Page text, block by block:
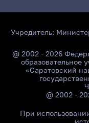
Учредитель:
@ 2002 - 2026
образовательное
«Саратовский
@ 2002 -
При